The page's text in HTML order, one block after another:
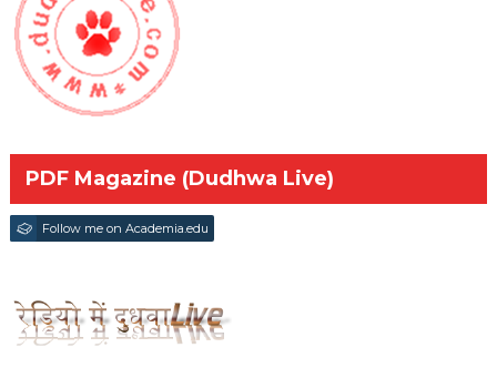
PDF Magazine (Dudhwa Live)
Follow me on Academia.edu